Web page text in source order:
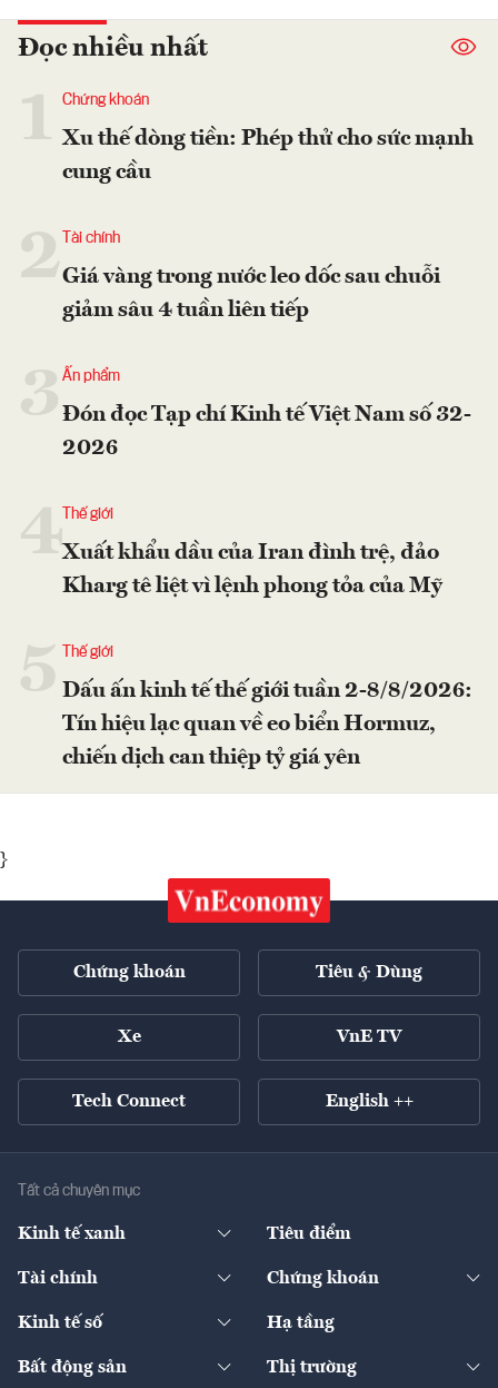
Đọc nhiều nhất
Chứng khoán
Xu thế dòng tiền: Phép thử cho sức mạnh
cung cầu
2 Tài chính
Giá vàng trong nước leo dốc sau chuỗi
giảm sâu 4 tuần liên tiếp
Ấn phẩm
Đón đọc Tạp chí Kinh tế Việt Nam số 32-
2026
4 Thế giới
Xuất khẩu dầu của Iran đình trệ, đảo
Kharg tê liệt vì lệnh phong tỏa của Mỹ
Thế giới
Dấu ấn kinh tế thế giới tuần 2-8/8/2026:
Tín hiệu lạc quan về eo biển Hormuz,
chiến dịch can thiệp tỷ giá yên
}
Chứng khoán Tiêu & Dùng
Xe VnE TV
Tech Connect English ++
Tất cả chuyên mục
Kinh tế xanh
Diễn đàn
Tiêu điểm
Tài chính
Ngân hàng
Chứng khoán
Doanh nghiệp niêm yết
Kinh tế số
Sản phẩm - Thị trường
Hạ tầng
Bất động sản Thị trường